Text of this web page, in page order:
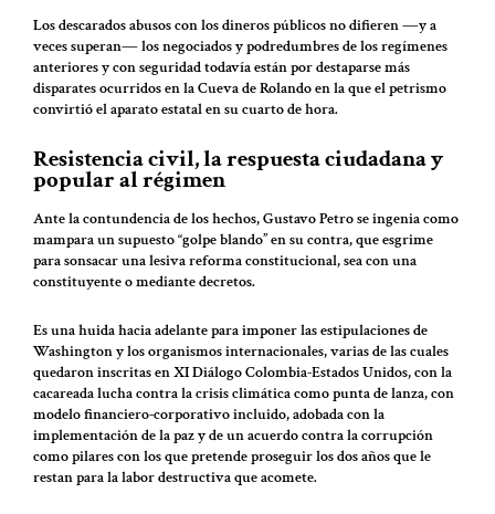
Los descarados abusos con los dineros públicos no difieren ―y a
veces superan― los negociados y podredumbres de los regímenes
anteriores y con seguridad todavía están por destaparse más
disparates ocurridos en la Cueva de Rolando en la que el petrismo
convirtió el aparato estatal en su cuarto de hora.
Resistencia civil, la respuesta ciudadana y
popular al régimen
Ante la contundencia de los hechos, Gustavo Petro se ingenia como
mampara un supuesto “golpe blando” en su contra, que esgrime
para sonsacar una lesiva reforma constitucional, sea con una
constituyente o mediante decretos.
Es una huida hacia adelante para imponer las estipulaciones de
Washington y los organismos internacionales, varias de las cuales
quedaron inscritas en XI Diálogo Colombia-Estados Unidos, con la
cacareada lucha contra la crisis climática como punta de lanza, con
modelo financiero-corporativo incluido, adobada con la
implementación de la paz y de un acuerdo contra la corrupción
como pilares con los que pretende proseguir los dos años que le
restan para la labor destructiva que acomete.